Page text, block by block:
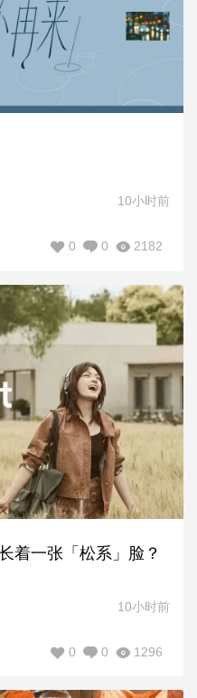
10小时前
2182
0
0
着一张「松系」脸？
10小时前
1296
0
0